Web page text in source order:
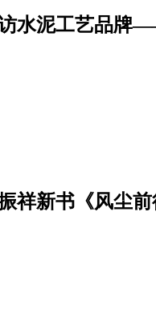
访水泥工艺品
祥新书《风尘